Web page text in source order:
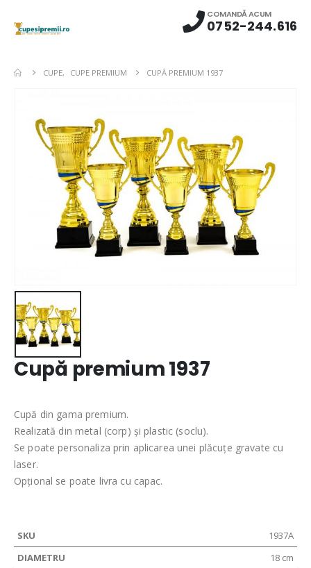
COMANDĂ ACUM
0752-244.616
CUPE, CUPE PREMIUM CUPĂ PREMIUM 1937
Cupă premium 1937
Cupă din gama premium.
Realizată din metal (corp) și plastic (soclu).
Se poate personaliza prin aplicarea unei plăcuțe gravate cu
laser.
Opțional se poate livra cu capac.
1937A
18 cm